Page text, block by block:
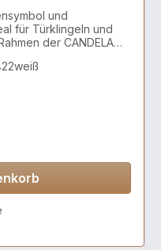
und
für Türklingeln und
der CANDELA